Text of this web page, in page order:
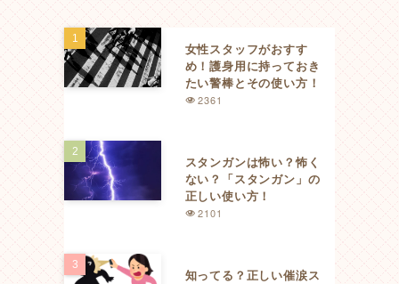
女性スタッフがおすす
め！護身用に持っておき
たい警棒とその使い方！
2361
スタンガンは怖い？怖く
ない？「スタンガン」の
正しい使い方！
2101
知ってる？正しい催涙ス